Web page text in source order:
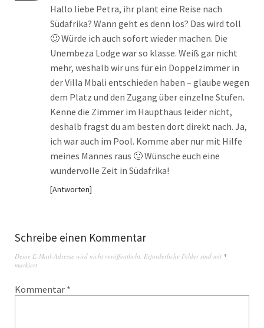
Hallo liebe Petra, ihr plant eine Reise nach
Südafrika? Wann geht es denn los? Das wird toll
🙂 Würde ich auch sofort wieder machen. Die
Unembeza Lodge war so klasse. Weiß gar nicht
mehr, weshalb wir uns für ein Doppelzimmer in
der Villa Mbali entschieden haben – glaube wegen
dem Platz und den Zugang über einzelne Stufen.
Kenne die Zimmer im Haupthaus leider nicht,
deshalb fragst du am besten dort direkt nach. Ja,
ich war auch im Pool. Komme aber nur mit Hilfe
meines Mannes raus 🙂 Wünsche euch eine
wundervolle Zeit in Südafrika!
Antworten
Schreibe einen Kommentar
Deine E-Mail-Adresse wird nicht veröffentlicht. Erforderliche Felder sind mit *
markiert
Kommentar *